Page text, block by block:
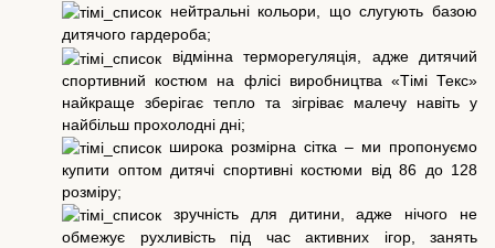
нейтральні кольори, що слугують базою
дитячого гардероба;
відмінна терморегуляція, адже дитячий
спортивний костюм на флісі виробництва «Тімі Текс»
найкраще зберігає тепло та зігріває малечу навіть у
найбільш прохолодні дні;
широка розмірна сітка – ми пропонуємо
купити оптом дитячі спортивні костюми від 86 до 128
розміру;
зручність для дитини, адже нічого не
обмежує рухливість під час активних ігор, занять